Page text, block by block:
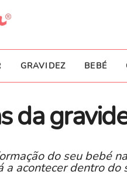
GRAVIDEZ BEBÉ
da
do seu bebé
a acontecer dentro